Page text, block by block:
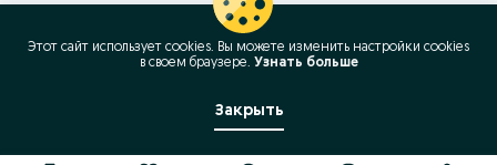
Карта бизнес-страницы
Популярные запросы
Этот сайт использует cookies. Вы можете изменить настройки cookies
в своeм браузере. Узнать больше
Закрыть